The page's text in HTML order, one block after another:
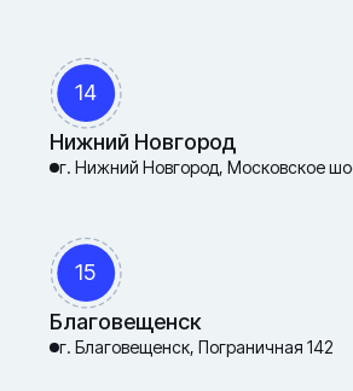
14
Нижний Новгород
г. Нижний Новгород, Московское
15
Благовещенск
г. Благовещенск, Пограничная 142